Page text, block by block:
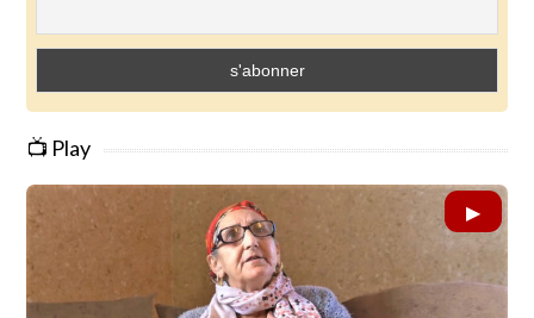
📺 Play